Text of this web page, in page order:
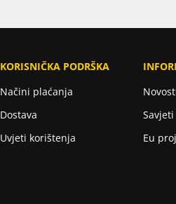
KORISNIČKA PODRŠKA
Načini plaćanja
Dostava
Uvjeti korištenja
Eu